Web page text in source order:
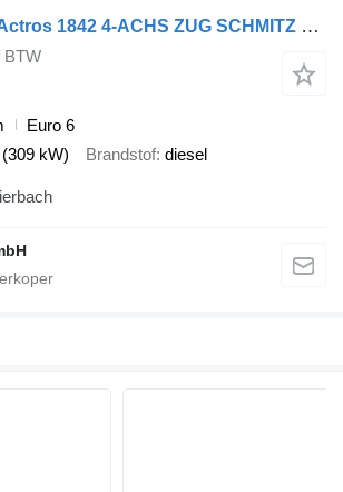
Mercedes-Benz Actros 1842 4-ACHS ZUG SCHMITZ KOFFER DURCHLADER + gesloten aanhangwagen
BTW
Euro 6
kW) Brandstof diesel